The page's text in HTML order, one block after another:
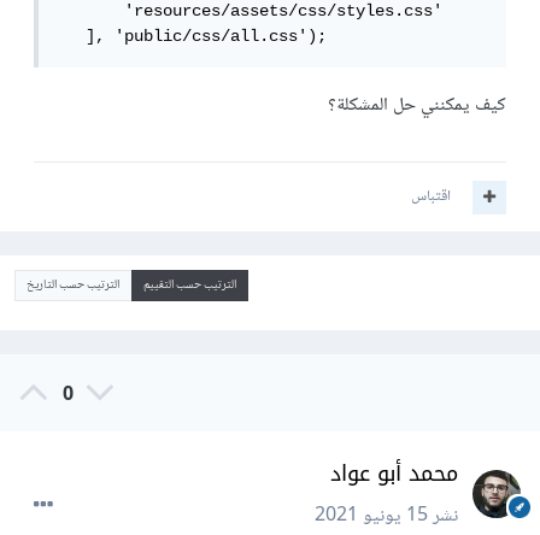
       'resources/assets/css/styles.css'
   ], 'public/css/all.css');
كيف يمكنني حل المشكلة؟
اقتباس
الترتيب حسب التقييم الترتيب حسب التاريخ
0
محمد أبو عواد
نشر15 يونيو 2021